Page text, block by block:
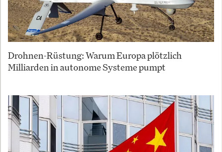
Drohnen-Rüstung: Warum Europa plötzlich
Milliarden in autonome Systeme pumpt